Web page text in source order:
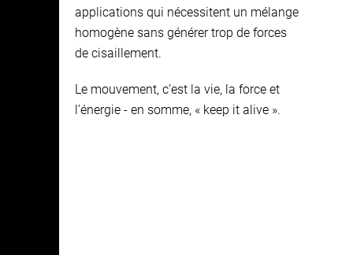
applications qui nécessitent un mélange
homogène sans générer trop de forces
de cisaillement.
Le mouvement, c’est la vie, la force et
l’énergie - en somme, « keep it alive ».